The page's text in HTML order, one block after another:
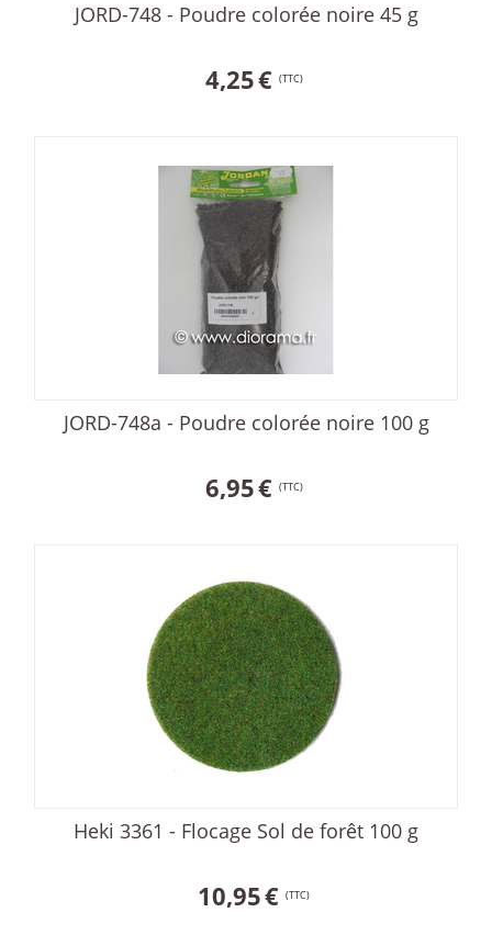
JORD-748 - Poudre colorée noire 45 g
4,25€ (TTC)
JORD-748a - Poudre colorée noire 100 g
6,95€ (TTC)
Heki 3361 - Flocage Sol de forêt 100 g
10,95€ (TTC)